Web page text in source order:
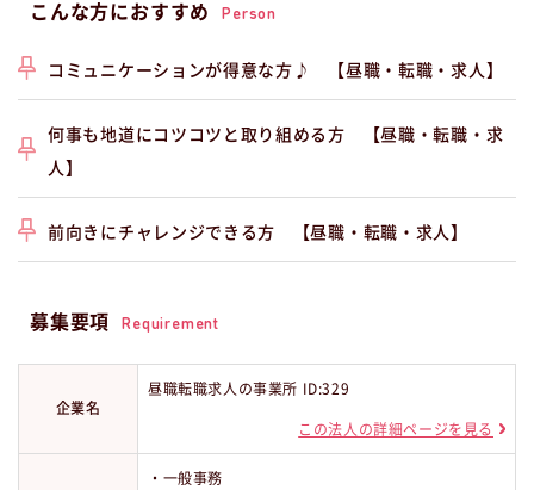
こんな方におすすめ Person
コミュニケーションが得意な方♪ 【昼職・転職・求人】
何事も地道にコツコツと取り組める方 【昼職・転職・求
人】
前向きにチャレンジできる方 【昼職・転職・求人】
募集要項 Requirement
企業名
昼職転職求人の事業所 ID:329
この法人の詳細ページを見る
・一般事務